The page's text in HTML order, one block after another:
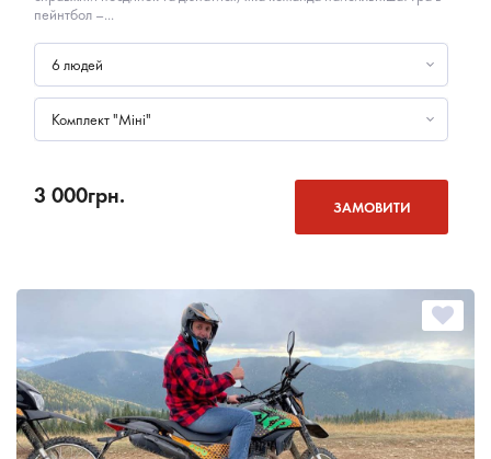
пейнтбол –...
6 людей
Комплект "Міні"
3 000грн. ЗАМОВИТИ